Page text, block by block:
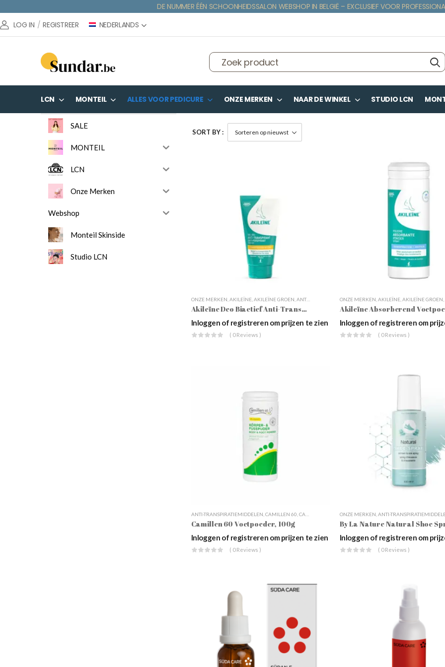
DE NUMMER ÉÉN SCHOONHEIDSSALON WEBSHOP IN BELGIË – EXCLUSIEF VOOR
LOG IN / REGISTREER NEDERLANDS
LCN MONTEIL ALLES VOOR PEDICURE ONZE MERKEN NAAR DE WINKEL STUDIO LCN
SALE
MONTEIL
LCN
Onze Merken
Webshop
Monteil Skinside
Studio LCN
SORT BY :
ONZE MERKEN AKILEÏNE, AKILEÏNE GROEN ANTI-TRANSPIRATIEMIDDELEN ,DAGELIJKSE VOETVERZORGING
Akileïne Deo Biactief Anti-Transpiratie Gel, 75ml
Inloggen of registreren om prijzen te zien
( 0 Reviews )
ONZE MERKEN AKILEÏNE, AKILEÏNE GROEN
Inloggen of registreren om
( 0 Reviews )
ANTI-TRANSPIRATIEMIDDELEN CAMILLEN 60 CAMILLEN 60 VOETVERZORGING ,DAGELIJKSE
Camillen 60 Voetpoeder, 100g
Inloggen of registreren om prijzen te zien
( 0 Reviews )
ONZE MERKEN ANTI-
Inloggen of registreren om
( 0 Reviews )